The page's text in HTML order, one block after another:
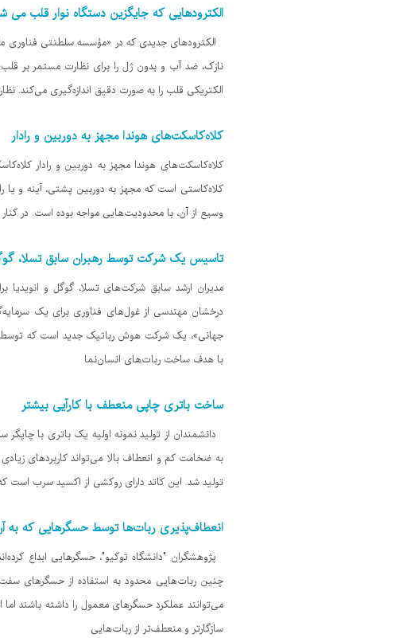
الکترودهایی که جایگزین دستگاه نوار قلب می
الکترودهای جدیدی که در «مؤسسه سلطنتی فناوری
نازک، ضد آب و بدون ژل را برای نظارت مستمر بر
الکتریکی قلب را به صورت دقیق اندازه‌گیری می‌کند.
کلاه‌کاسکت‌های هوندا مجهز به دوربین و رادار
کلاه‌کاسکت‌های هوندا مجهز به دوربین و رادار
کلاه‌کاستی است که مجهز به دوربین پشتی، آینه و یا
وسیع از آن، با محدودیت‌هایی مواجه بوده است. در
تاسیس یک شرکت توسط رهبران سابق تسلا،
مدیران ارشد سابق شرکت‌های تسلا، گوگل و
جهانی»، یک شرکت هوش رباتیک جدید است که توسط
با هدف ساخت ربات‌های انسان‌نما
ساخت باتری چاپی منعطف با کارآیی بیشتر
دانشمندان از تولید نمونه اولیه یک باتری با
به ضخامت کم و انعطاف بالا می‌تواند کاربردهای
تولید شد. این کاتد دارای روکشی از اکسید سرب است
انعطاف‌پذیری ربات‌ها توسط حسگرهایی که
پژوهشگران "دانشگاه توکیو"، حسگرهایی ابداع
می‌توانند عملکرد حسگرهای معمول را داشته باشند
سازگارتر و منعطف‌تر از ربات‌هایی